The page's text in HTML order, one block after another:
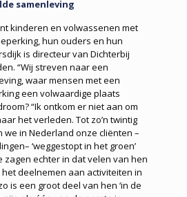
samenleving
kinderen en volwassenen met
hun ouders en hun
is directeur van Dichterbij
“Wij streven naar een
waar mensen met een
een volwaardige plaats
“Ik ontkom er niet aan om
het verleden. Tot zo’n twintig
in Nederland onze cliënten –
‘weggestopt in het groen’
zagen echter in dat velen van hen
deelnemen aan activiteiten in
is een groot deel van hen ‘in de